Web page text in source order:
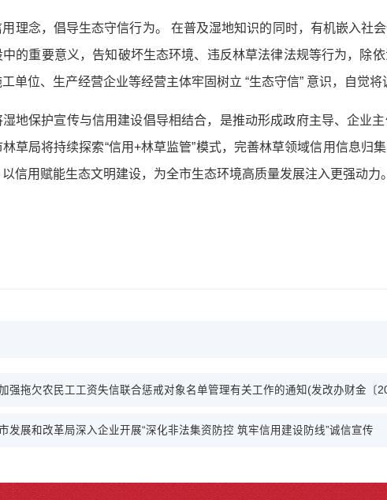
用理念，倡导生态守信行为。 在普及湿地知识的同时，有机嵌入社
的重要意义，告知破坏生态环境、违反林草法律法规等行为，除
单位、生产经营企业等经营主体牢固树立 “生态守信” 意识，自觉
湿地保护宣传与信用建设倡导相结合，是推动形成政府主导、企业
草局将持续探索“信用+林草监管”模式，完善林草领域信用信息归
信用赋能生态文明建设，为全市生态环境高质量发展注入更强动力。
强拖欠农民工工资失信联合惩戒对象名单管理有关工作的通知(发改办财金〔
发展和改革局深入企业开展“深化非法集资防控 筑牢信用建设防线”诚信宣传